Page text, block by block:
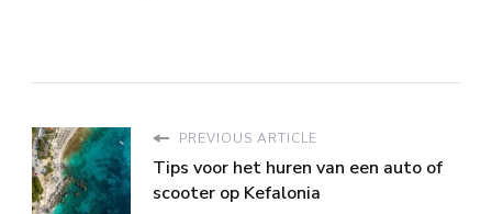
PREVIOUS ARTICLE
Tips voor het huren van een auto of
scooter op Kefalonia